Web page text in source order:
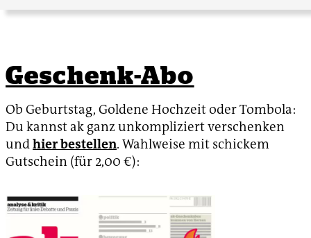
Geschenk-Abo
Ob Geburtstag, Goldene Hochzeit oder Tombola:
Du kannst ak ganz unkompliziert verschenken
undhier bestellen. Wahlweise mit schickem
Gutschein (für 2,00 €):